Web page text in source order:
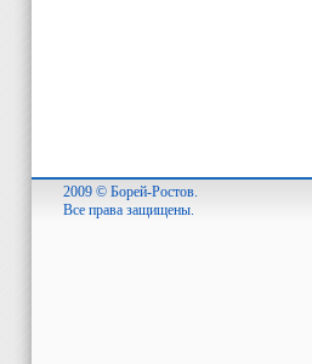
2009 © Борей-Ростов.
Все права защищены.